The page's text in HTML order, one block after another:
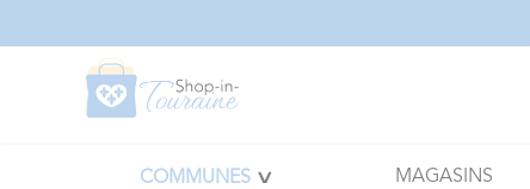
COMMUNES MAGASINS